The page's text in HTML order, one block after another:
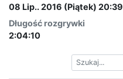
08 Lip.. 2016 (Piątek) 20:39
Długość rozgrywki
2:04:10